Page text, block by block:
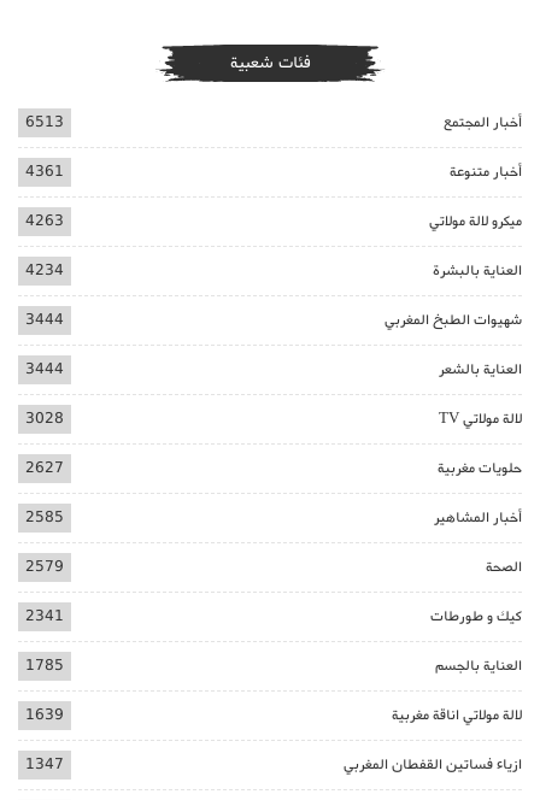
فئات شعبية
أخبار المجتمع 6513
أخبار متنوعة 4361
ميكرو لالة مولاتي 4263
العناية بالبشرة 4234
شهيوات الطبخ المغربي 3444
العناية بالشعر 3444
لالة مولاتي TV 3028
حلويات مغربية 2627
أخبار المشاهير 2585
الصحة 2579
كيك و طورطات 2341
العناية بالجسم 1785
لالة مولاتي اناقة مغربية 1639
ازياء فساتين القفطان المغربي 1347